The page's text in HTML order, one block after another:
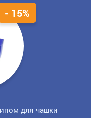
- 15%
для чашки